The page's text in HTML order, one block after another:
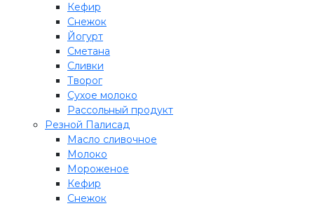
Кефир
Снежок
Йогурт
Сметана
Сливки
Творог
Сухое молоко
Рассольный продукт
Резной Палисад
Масло сливочное
Молоко
Мороженое
Кефир
Снежок